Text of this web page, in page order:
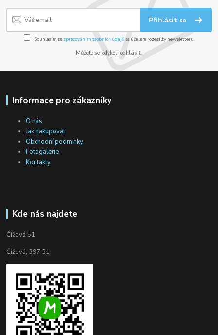
Přihlásit se
Souhlasím se zpracováním osobních údajůza účelem rozesílky newsletteru.
Můžete se kdykoli odhlásit.
Informace pro zákazníky
O nás
Jak nakupovat
Obchodní podmínky
Fotogalerie
Kontakty
Kde nás najdete
Čížová 51
Čížová, 397 31